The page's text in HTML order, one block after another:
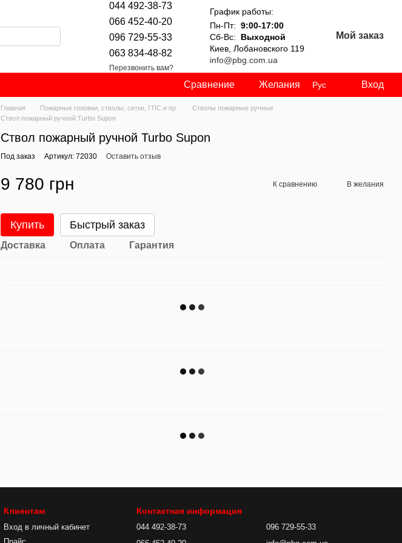
044 492-38-73
066 452-40-20
096 729-55-33
063 834-48-82
Перезвонить вам?
График работы:
Пн-Пт: 9:00-17:00
Сб-Вс: Выходной
Киев, Лобановского 119
info@pbg.com.ua
Мой заказ
Сравнение Желания Рус Вход
Главная Пожарные головки, стволы, сетки, ГПС и пр.
Стволы пожарные ручные
Ствол пожарный ручной Turbo Supon
Ствол пожарный ручной Turbo Supon
Под заказ Артикул: 72030 Оставить отзыв
9 780 грн К сравнению В желания
Купить Быстрый заказ
Доставка Оплата Гарантия
Клиентам
Вход в личный кабинет
Контактная информация
044 492-38-73
096 729-55-33